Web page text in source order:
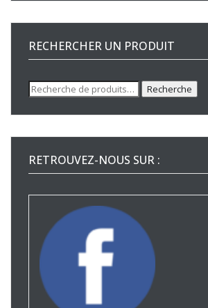
RECHERCHER UN PRODUIT
Recherche
pour :
Recherche
RETROUVEZ-NOUS SUR :